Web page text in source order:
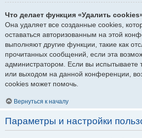
Что делает функция «Удалить
Она удаляет все созданные cookies,
оставаться авторизованным на этой
выполняют другие функции, такие как
прочитанных сообщений, если эта
администратором. Если вы испытываете
или выходом на данной конференции,
cookies может помочь.
Вернуться к началу
Параметры и настройки